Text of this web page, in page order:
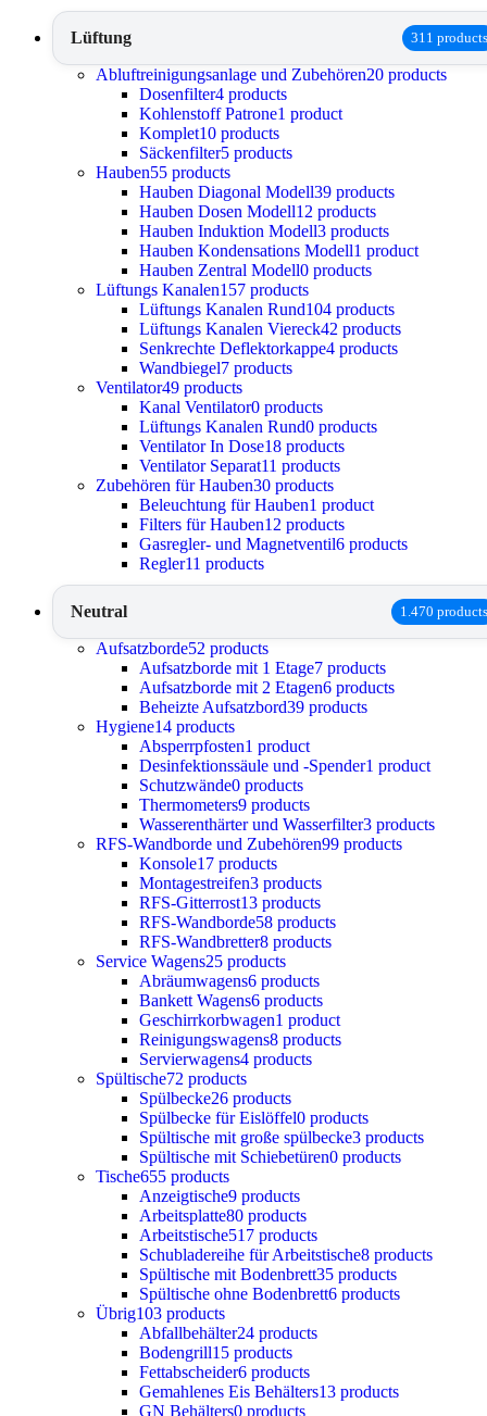
Lüftung 311 products
Abluftreinigungsanlage und Zubehören20 products
Dosenfilter4 products
Kohlenstoff Patrone1 product
Komplet10 products
Säckenfilter5 products
Hauben55 products
Hauben Diagonal Modell39 products
Hauben Dosen Modell12 products
Hauben Induktion Modell3 products
Hauben Kondensations Modell1 product
Hauben Zentral Modell0 products
Lüftungs Kanalen157 products
Lüftungs Kanalen Rund104 products
Lüftungs Kanalen Viereck42 products
Senkrechte Deflektorkappe4 products
Wandbiegel7 products
Ventilator49 products
Kanal Ventilator0 products
Lüftungs Kanalen Rund0 products
Ventilator In Dose18 products
Ventilator Separat11 products
Zubehören für Hauben30 products
Beleuchtung für Hauben1 product
Filters für Hauben12 products
Gasregler- und Magnetventil6 products
Regler11 products
Neutral 1.470 products
Aufsatzborde52 products
Aufsatzborde mit 1 Etage7 products
Aufsatzborde mit 2 Etagen6 products
Beheizte Aufsatzbord39 products
Hygiene14 products
Absperrpfosten1 product
Desinfektionssäule und -Spender1 product
Schutzwände0 products
Thermometers9 products
Wasserenthärter und Wasserfilter3 products
RFS-Wandborde und Zubehören99 products
Konsole17 products
Montagestreifen3 products
RFS-Gitterrost13 products
RFS-Wandborde58 products
RFS-Wandbretter8 products
Service Wagens25 products
Abräumwagens6 products
Bankett Wagens6 products
Geschirrkorbwagen1 product
Reinigungswagens8 products
Servierwagens4 products
Spültische72 products
Spülbecke26 products
Spülbecke für Eislöffel0 products
Spültische mit große spülbecke3 products
Spültische mit Schiebetüren0 products
Tische655 products
Anzeigtische9 products
Arbeitsplatte80 products
Arbeitstische517 products
Schubladereihe für Arbeitstische8 products
Spültische mit Bodenbrett35 products
Spültische ohne Bodenbrett6 products
Übrig103 products
Abfallbehälter24 products
Bodengrill15 products
Fettabscheider6 products
Gemahlenes Eis Behälters13 products
GN Behälters0 products